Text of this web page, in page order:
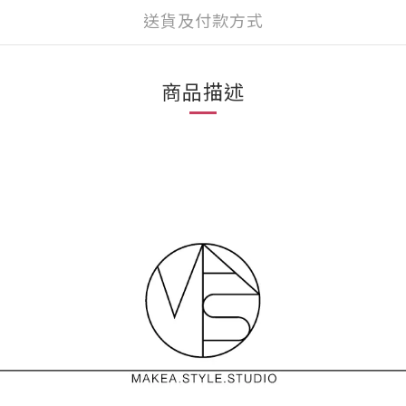
送貨及付款方式
商品描述